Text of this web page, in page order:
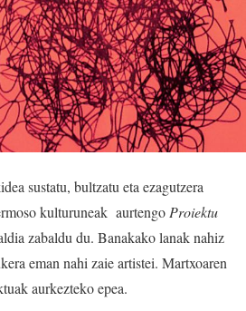
sustatu, bultzatu eta ezagutzera
kulturuneak aurtengoProiektu
zabaldu du. Banakako lanak nahiz
eman nahi zaie artistei. Martxoaren
aurkezteko epea.